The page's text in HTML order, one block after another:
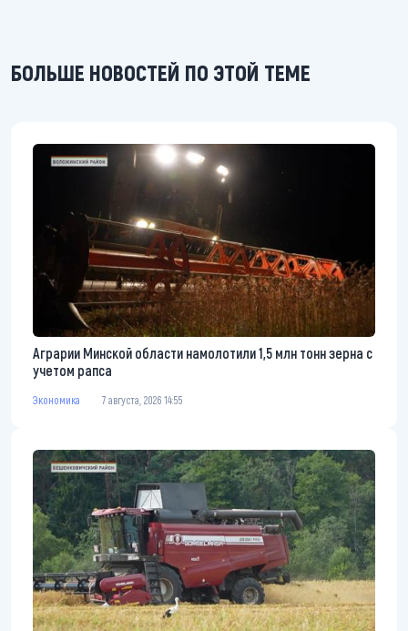
БОЛЬШЕ НОВОСТЕЙ ПО ЭТОЙ ТЕМЕ
Аграрии Минской области намолотили 1,5 млн тонн зерна с
учетом рапса
Экономика 7 августа, 2026 14:55